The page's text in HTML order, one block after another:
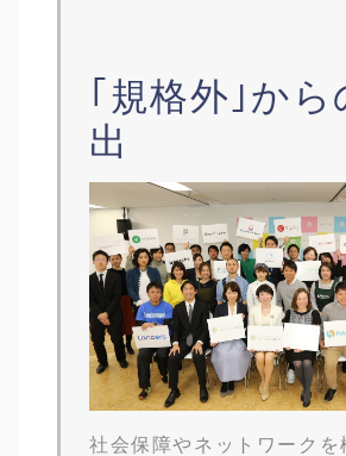
｢規格外｣から
出
社会保障やネットワークを